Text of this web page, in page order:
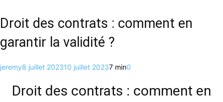
Droit des contrats : comment en
garantir la validité ?
jeremy8 juillet 202310 juillet 20237 min0
Droit des contrats : comment en